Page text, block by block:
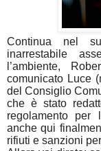
Continua nel
inarrestabile
l’ambiente,
comunicato Luce
del Consiglio
che è stato
regolamento per
anche qui
rifiuti e sanzioni